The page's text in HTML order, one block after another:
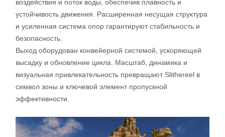
воздействия и поток воды, обеспечив плавность и
устойчивость движения. Расширенная несущая структура
и усиленная система опор гарантируют стабильность и
безопасность.
Выход оборудован конвейерной системой, ускоряющей
высадку и обновление цикла. Масштаб, динамика и
визуальная привлекательность превращают Slithereel в
символ зоны и ключевой элемент пропускной
эффективности.